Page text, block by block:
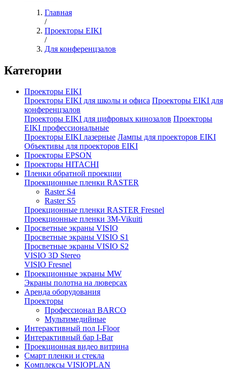
Главная
/
Проекторы EIKI
/
Для конференцзалов
Категории
Проекторы EIKI
Проекторы EIKI для школы и офиса Проекторы EIKI для
конференцзалов
Проекторы EIKI для цифровых кинозалов Проекторы
EIKI профессиональные
Проекторы EIKI лазерные Лампы для проекторов EIKI
Объективы для проекторов EIKI
Проекторы EPSON
Проекторы HITACHI
Пленки обратной проекции
Проекционные пленки RASTER
Raster S4
Raster S5
Проекционные пленки RASTER Fresnel
Проекционные пленки 3M-Vikuiti
Просветные экраны VISIO
Просветные экраны VISIO S1
Просветные экраны VISIO S2
VISIO 3D Stereo
VISIO Fresnel
Проекционные экраны MW
Экраны полотна на люверсах
Аренда оборудования
Проекторы
Профессионал BARCO
Мультимедийные
Интерактивный пол I-Floor
Интерактивный бар I-Bar
Проекционная видео витрина
Смарт пленки и стекла
Kомплексы VISIOPLAN